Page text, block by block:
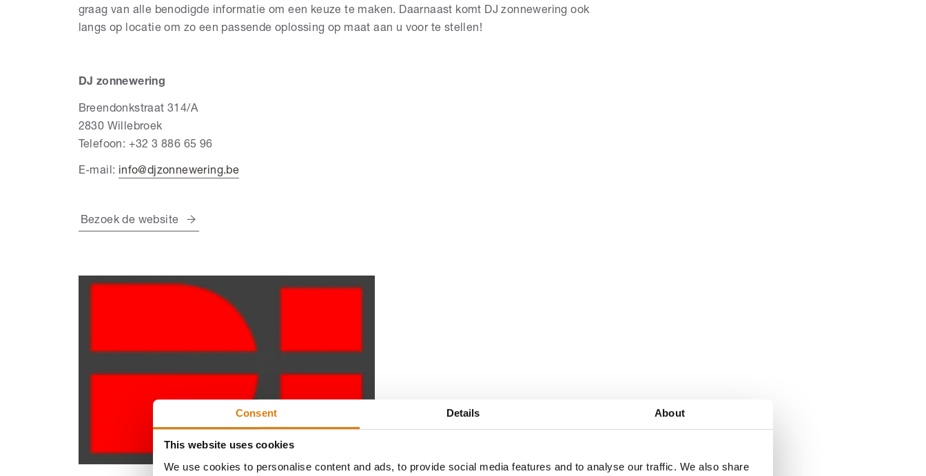
Consent Details About
This website uses cookies
We use cookies to personalise content and ads, to provide social media features and to analyse our traffic. We also share
graag van alle benodigde informatie om een keuze te maken. Daarnaast komt DJ zonnewering ook
langs op locatie om zo een passende oplossing op maat aan u voor te stellen!
DJ zonnewering
Breendonkstraat 314/A
2830 Willebroek
Telefoon: +32 3 886 65 96
E-mail: info@djzonnewering.be
Bezoek de website